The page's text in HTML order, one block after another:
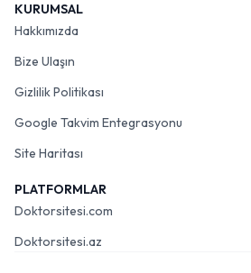
KURUMSAL
Hakkımızda
Bize Ulaşın
Gizlilik Politikası
Google Takvim Entegrasyonu
Site Haritası
PLATFORMLAR
Doktorsitesi.com
Doktorsitesi.az